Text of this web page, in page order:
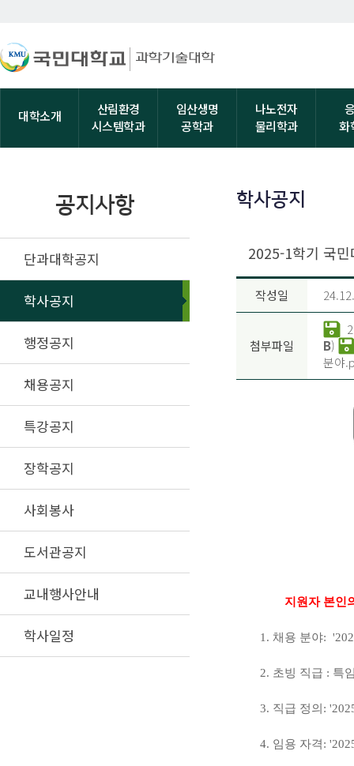
대학소개
산림환경
시스템학과
임산생명
공학과
나노전자
물리학과
화
공지사항
단과대학공지
학사공지
행정공지
채용공지
특강공지
장학공지
사회봉사
도서관공지
교내행사안내
학사일정
학사공지
2025-1학기 국
작성일
첨부파일
B)
분야
지원자 본인
1. 채용 분야:
2. 초빙 직급 : 특
3. 직급 정의:
4. 임용 자격: